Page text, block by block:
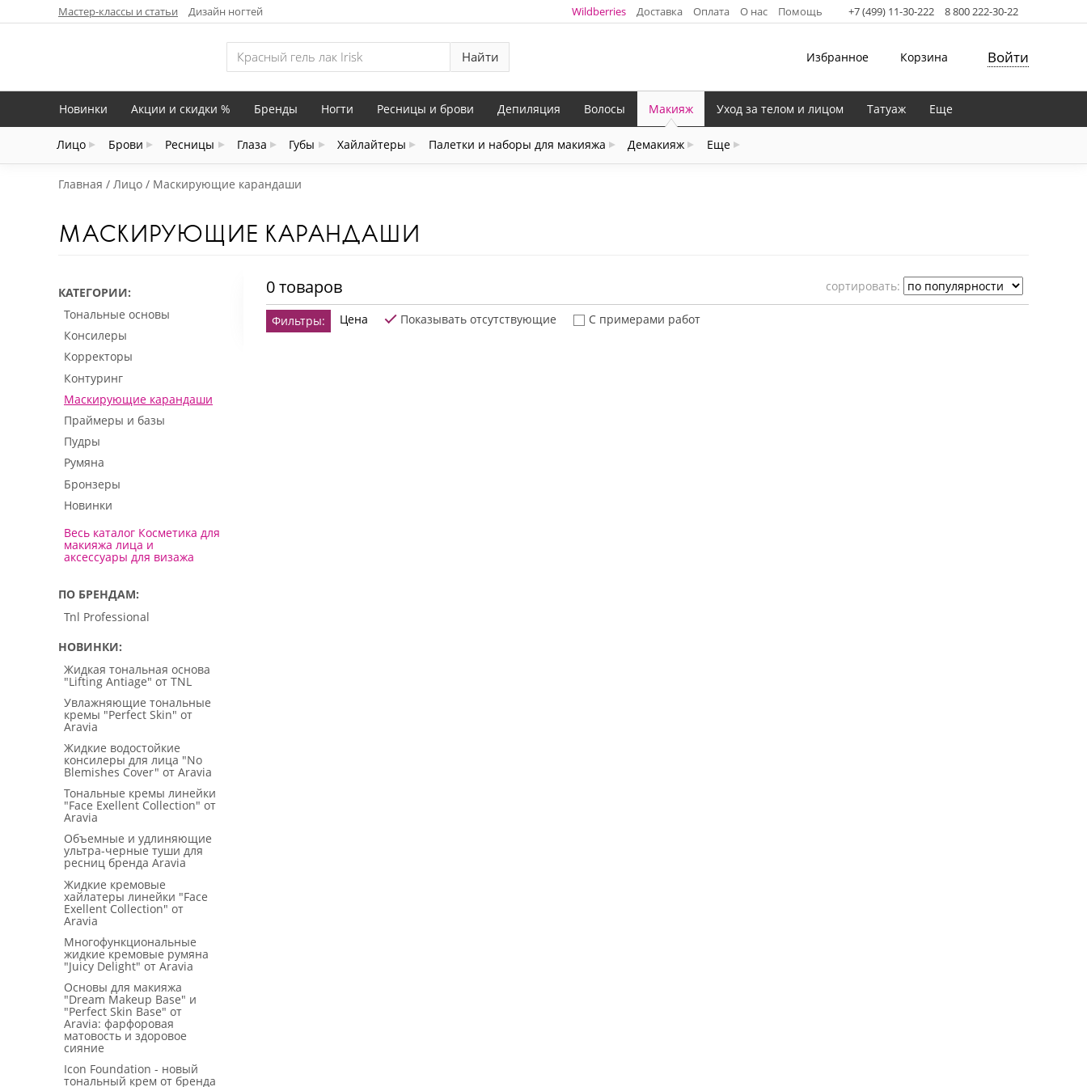
Мастер-классы и статьи Дизайн ногтей Wildberries Доставка Оплата О нас Помощь +7 (499) 11-30-222 8 800 222-30-22
Найти Избранное Корзина Войти
Новинки Акции и скидки % Бренды Ногти Ресницы и брови Депиляция Волосы Макияж
Лицо Брови Ресницы Глаза Губы Хайлайтеры Палетки и наборы для макияжа Демакияж Еще
Уход за телом и лицом Татуаж Еще
Главная Лицо Маскирующие карандаши
МАСКИРУЮЩИЕ КАРАНДАШИ
КАТЕГОРИИ
Тональные основы
Консилеры
Корректоры
Контуринг
Маскирующие карандаши
Праймеры и базы
Пудры
Румяна
Бронзеры
Новинки
Весь каталог Косметика для
макияжа лица и
аксессуары для визажа
ПО БРЕНДАМ
Tnl Professional
НОВИНКИ
Жидкая тональная основа
"Lifting Antiage" от TNL
Увлажняющие тональные
кремы "Perfect Skin" от
Aravia
Жидкие водостойкие
консилеры для лица "No
Blemishes Cover" от Aravia
Тональные кремы линейки
"Face Exellent Collection" от
Aravia
Объемные и удлиняющие
ультра-черные туши для
ресниц бренда Aravia
Жидкие кремовые
хайлатеры линейки "Face
Exellent Collection" от
Aravia
Многофункциональные
жидкие кремовые румяна
"Juicy Delight" от Aravia
Основы для макияжа
"Dream Makeup Base" и
"Perfect Skin Base" от
Aravia: фарфоровая
матовость и здоровое
сияние
Icon Foundation - новый
тональный крем от бренда
0 товаров cортировать:
Фильтры: Цена Показывать отсутствующие С примерами работ